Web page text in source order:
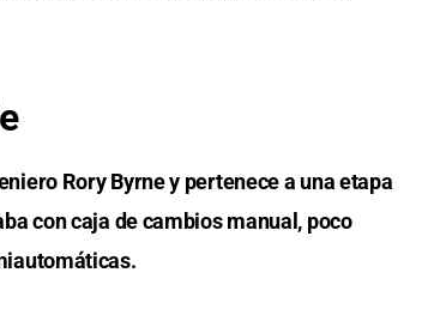
Rory Byrne y pertenece a una etapa
con caja de cambios manual, poco